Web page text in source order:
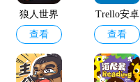
pp官方版
软件手机
版
狼人世界
查看
Trello安卓
版官方版
查看